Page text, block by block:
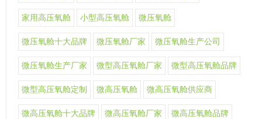
家用高压氧舱 小型高压氧舱 微压氧舱
微压氧舱十大品牌 微压氧舱厂家 微压氧舱生产公司
微压氧舱生产厂家 微型高压氧舱厂家 微型高压氧舱品牌
微型高压氧舱定制 微高压氧舱 微高压氧舱供应商
微高压氧舱十大品牌 微高压氧舱厂家 微高压氧舱品牌